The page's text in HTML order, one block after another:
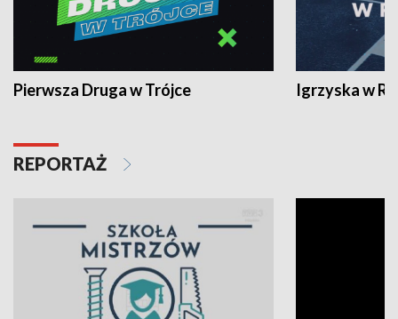
Pierwsza Druga w Trójce Igrzyska w
REPORTAŻ